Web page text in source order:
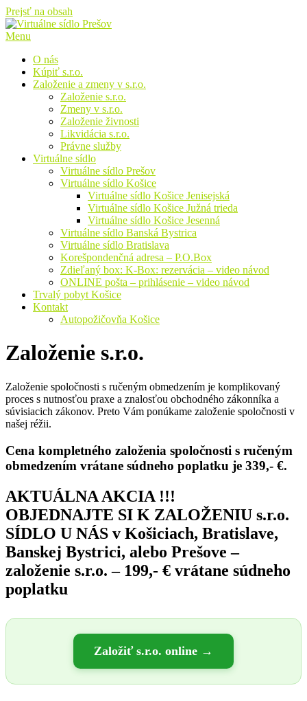
Prejsť na obsah
Menu
O nás
Kúpiť s.r.o.
Založenie a zmeny v s.r.o.
Založenie s.r.o.
Zmeny v s.r.o.
Založenie živnosti
Likvidácia s.r.o.
Právne služby
Virtuálne sídlo
Virtuálne sídlo Prešov
Virtuálne sídlo Košice
Virtuálne sídlo Košice Jenisejská
Virtuálne sídlo Košice Južná trieda
Virtuálne sídlo Košice Jesenná
Virtuálne sídlo Banská Bystrica
Virtuálne sídlo Bratislava
Korešpondenčná adresa – P.O.Box
Zdieľaný box: K-Box: rezervácia – video návod
ONLINE pošta – prihlásenie – video návod
Trvalý pobyt Košice
Kontakt
Autopožičovňa Košice
Založenie s.r.o.
Založenie spoločnosti s ručeným obmedzením je komplikovaný
proces s nutnosťou praxe a znalosťou obchodného zákonníka a
súvisiacich zákonov. Preto Vám ponúkame založenie spoločnosti v
našej réžii.
Cena kompletného založenia spoločnosti s ručeným
obmedzením vrátane súdneho poplatku je 339,- €.
AKTUÁLNA AKCIA !!!
OBJEDNAJTE SI K ZALOŽENIU s.r.o.
SÍDLO U NÁS v Košiciach, Bratislave,
Banskej Bystrici, alebo Prešove –
založenie s.r.o. – 199,- € vrátane súdneho
poplatku
Založiť s.r.o. online →